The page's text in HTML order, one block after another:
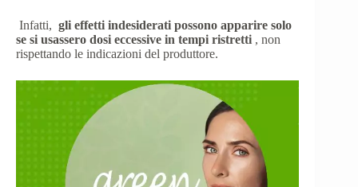
Infatti, gli effetti indesiderati possono apparire solo
se si usassero dosi eccessive in tempi ristretti , non
rispettando le indicazioni del produttore.